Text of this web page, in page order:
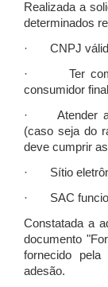
Realizada a
determinados
· CNPJ
· Ter como
consumidor
· Atender
(caso seja do
deve cumprir
· Sítio
· SAC
Constatada a
documento
fornecido
adesão.